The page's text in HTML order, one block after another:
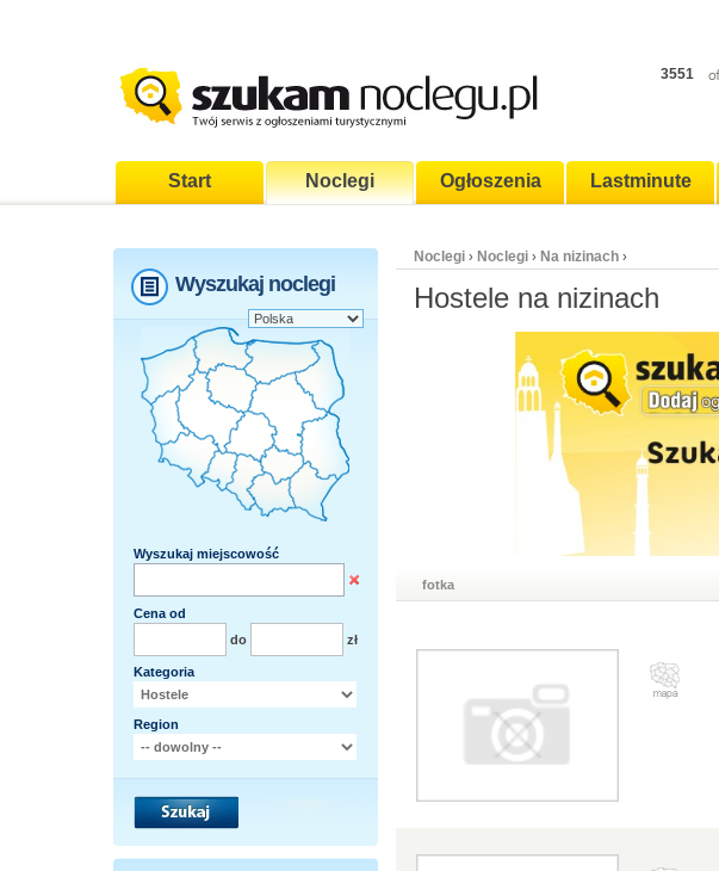
3551
Start Noclegi Ogłoszenia Lastminute
Wyszukaj noclegi
Wyszukaj miejscowość
Cena od
do
zł
Kategoria
Region
Noclegi › Noclegi › Na nizinach ›
Hostele na nizinach
fotka